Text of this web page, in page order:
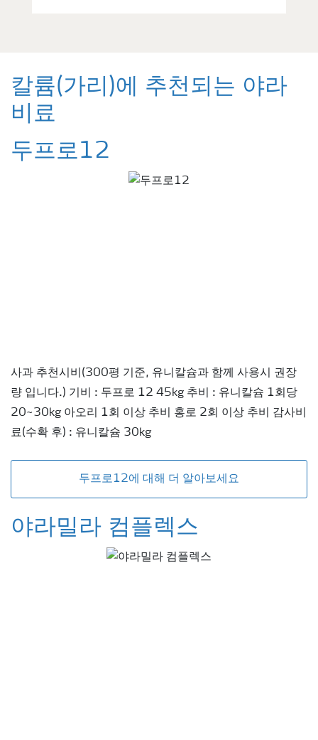
칼륨(가리)에 추천되는 야라
비료
두프로12
사과 추천시비(300평 기준, 유니칼슘과 함께 사용시 권장
량 입니다.) 기비 : 두프로 12 45kg 추비 : 유니칼슘 1회당
20~30kg 아오리 1회 이상 추비 홍로 2회 이상 추비 감사비
료(수확 후) : 유니칼슘 30kg
두프로12에 대해 더 알아보세요
야라밀라 컴플렉스